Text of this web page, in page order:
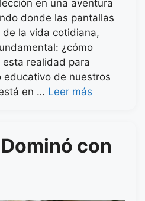
en una aventura
donde las pantallas
la vida cotidiana,
¿cómo
realidad para
educativo de nuestros
en … Leer más
con